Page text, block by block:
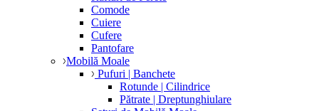
Comode
Cuiere
Cufere
Pantofare
Mobilă Moale
Pufuri | Banchete
Rotunde | Cilindrice
Pătrate | Dreptunghiulare